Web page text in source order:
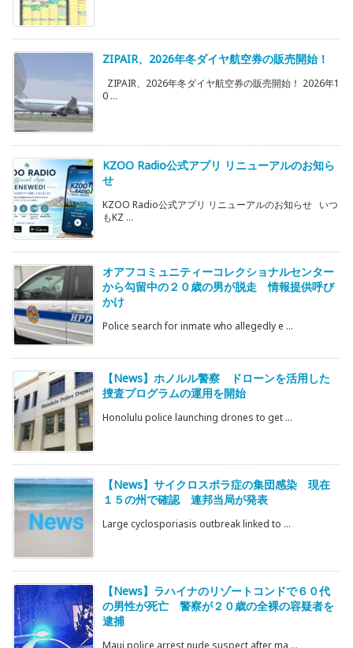
ZIPAIR、2026年冬ダイヤ航空券の販売開始！
ZIPAIR、2026年冬ダイヤ航空券の販売開始！ 2026年1
0 ...
KZOO Radio公式アプリ リニューアルのお知ら
せ
KZOO Radio公式アプリ リニューアルのお知らせ いつ
もKZ ...
オアフコミュニティーコレクショナルセンター
から勾留中の２０歳の男が脱走 情報提供呼び
かけ
Police search for inmate who allegedly e ...
【News】ホノルル警察 ドローンを活用した
捜査プログラムの運用を開始
Honolulu police launching drones to get ...
【News】サイクロスポラ症の集団感染 現在
１５の州で確認 連邦当局が発表
Large cyclosporiasis outbreak linked to ...
【News】ラハイナのリゾートコンドで６０代
の男性が死亡 警察が２０歳の全裸の容疑者を
逮捕
Maui police arrest nude suspect after ma ...